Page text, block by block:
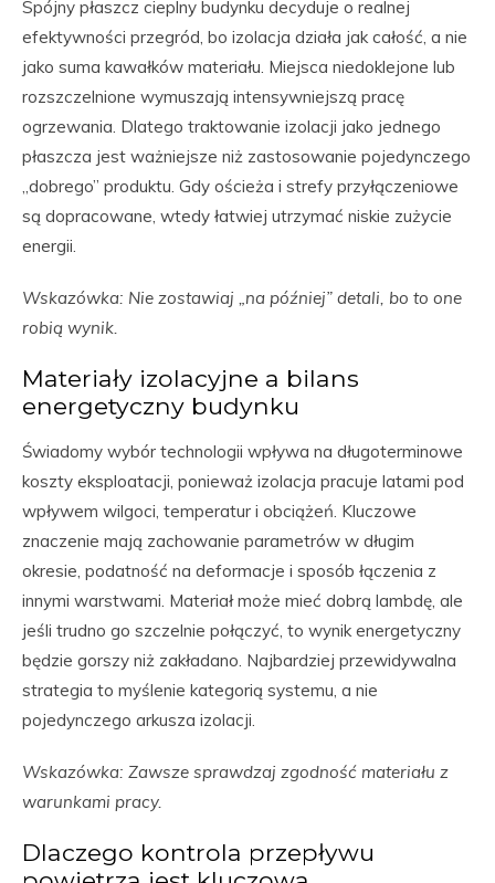
Spójny płaszcz cieplny budynku decyduje o realnej
efektywności przegród, bo izolacja działa jak całość, a nie
jako suma kawałków materiału. Miejsca niedoklejone lub
rozszczelnione wymuszają intensywniejszą pracę
ogrzewania. Dlatego traktowanie izolacji jako jednego
płaszcza jest ważniejsze niż zastosowanie pojedynczego
„dobrego” produktu. Gdy ościeża i strefy przyłączeniowe
są dopracowane, wtedy łatwiej utrzymać niskie zużycie
energii.
Wskazówka: Nie zostawiaj „na później” detali, bo to one
robią wynik.
Materiały izolacyjne a bilans
energetyczny budynku
Świadomy wybór technologii wpływa na długoterminowe
koszty eksploatacji, ponieważ izolacja pracuje latami pod
wpływem wilgoci, temperatur i obciążeń. Kluczowe
znaczenie mają zachowanie parametrów w długim
okresie, podatność na deformacje i sposób łączenia z
innymi warstwami. Materiał może mieć dobrą lambdę, ale
jeśli trudno go szczelnie połączyć, to wynik energetyczny
będzie gorszy niż zakładano. Najbardziej przewidywalna
strategia to myślenie kategorią systemu, a nie
pojedynczego arkusza izolacji.
Wskazówka: Zawsze sprawdzaj zgodność materiału z
warunkami pracy.
Dlaczego kontrola przepływu